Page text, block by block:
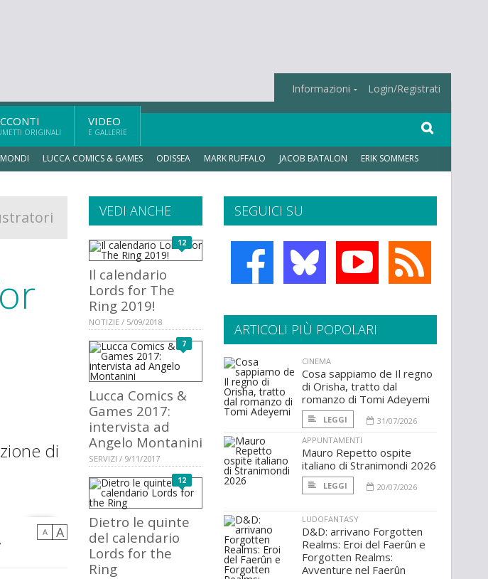
Informazioni Login/Registrati
ORIGINALI
VIDEO
E GALLERIE
LUCCA COMICS & GAMES ODISSEA MARK RUFFALO JACOB BATALON ERIK SOMMERS
di
A A
SEGUICI SU
VEDI ANCHE
12
Il calendario
Lords for The
Ring 2019!
NOTIZIE / 5/09/2018
7
Lucca Comics &
Games 2017:
intervista ad
Angelo Montanini
SERVIZI / 9/11/2017
12
Dietro le quinte
del calendario
Lords for the
Ring
ARTICOLI PIÙ POPOLARI
CINEMA
Cosa sappiamo de Il regno
di Orisha, tratto dal
romanzo di Tomi Adeyemi
LEGGI
31/07/2026
APPUNTAMENTI
Mauro Repetto ospite
italiano di Stranimondi 2026
LEGGI 20/07/2026
LUDOFANTASY
D&D: arrivano Forgotten
Realms: Eroi del Faerûn e
Forgotten Realms:
Avventure nel Faerûn